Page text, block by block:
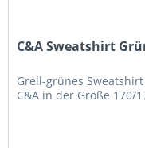
C&A Sweatshirt
Grell-grünes
C&A in der Größe 170/